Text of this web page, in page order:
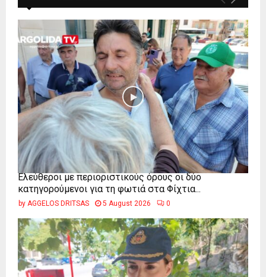
Ελεύθεροι με περιοριστικούς όρους οι δύο
κατηγορούμενοι για τη φωτιά στα Φίχτια...
by AGGELOS DRITSAS 5 August 2026 0